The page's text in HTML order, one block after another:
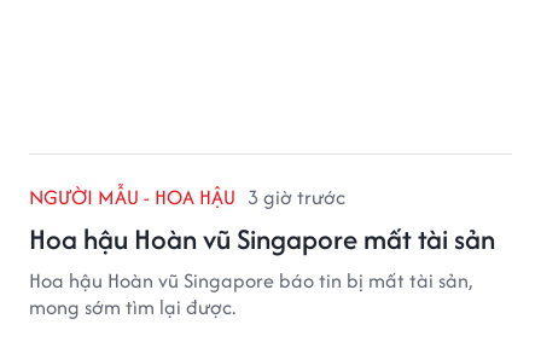
NGƯỜI MẪU - HOA HẬU 3 giờ trước
Hoa hậu Hoàn vũ Singapore mất tài sản
Hoa hậu Hoàn vũ Singapore báo tin bị mất tài sản,
mong sớm tìm lại được.